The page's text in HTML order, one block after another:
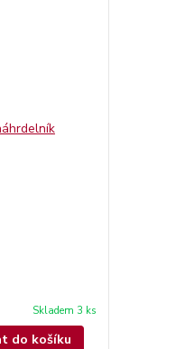
Skladem 3 ks
do košíku